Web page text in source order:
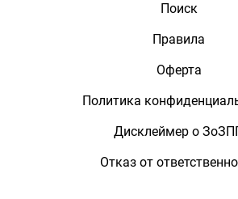
Поиск
Правила
Оферта
Политика
Дисклеймер о
Отказ от